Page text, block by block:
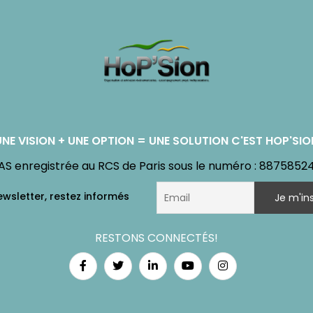
VISION + UNE OPTION = UNE SOLUTION C'EST
enregistrée au RCS de Paris sous le numéro :
RESTONS CONNECTÉS!